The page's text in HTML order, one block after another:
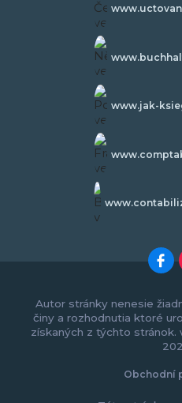
www.jak-
Autor stránky nenesie
činy a rozhodnutia ktoré
získaných z týchto stránok.
Obchodní